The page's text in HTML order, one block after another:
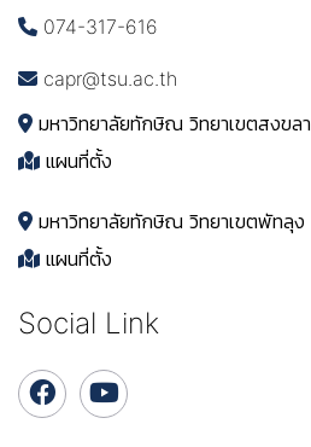
074-317-616
capr@tsu.ac.th
มหาวิทยาลัยทักษิณ วิทยาเขตสงขลา
แผนที่ตั้ง
มหาวิทยาลัยทักษิณ วิทยาเขตพัทลุง
แผนที่ตั้ง
Social Link